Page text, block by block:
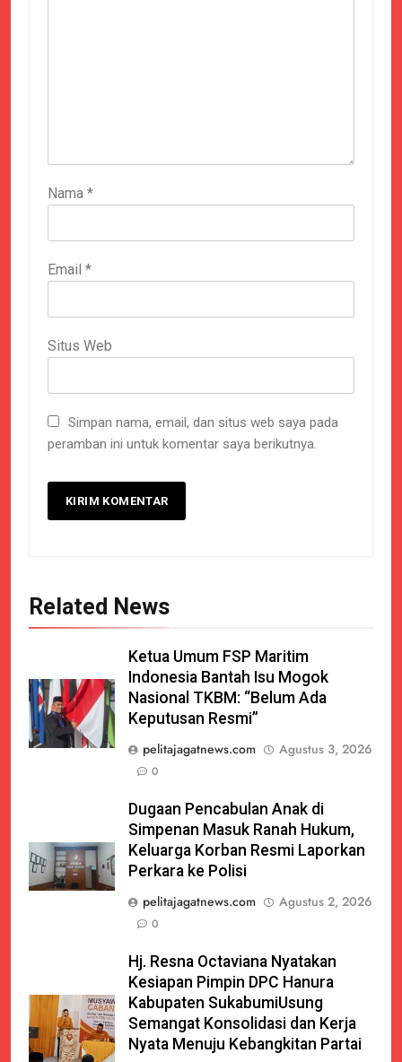
Nama *
Email *
Situs Web
Simpan nama, email, dan situs web saya pada
peramban ini untuk komentar saya berikutnya.
Related News
Ketua Umum FSP Maritim
Indonesia Bantah Isu Mogok
Nasional TKBM: “Belum Ada
Keputusan Resmi”
pelitajagatnews.com
Agustus 3, 2026
0
Dugaan Pencabulan Anak di
Simpenan Masuk Ranah Hukum,
Keluarga Korban Resmi Laporkan
Perkara ke Polisi
pelitajagatnews.com
Agustus 2, 2026
0
Hj. Resna Octaviana Nyatakan
Kesiapan Pimpin DPC Hanura
Kabupaten SukabumiUsung
Semangat Konsolidasi dan Kerja
Nyata Menuju Kebangkitan Partai